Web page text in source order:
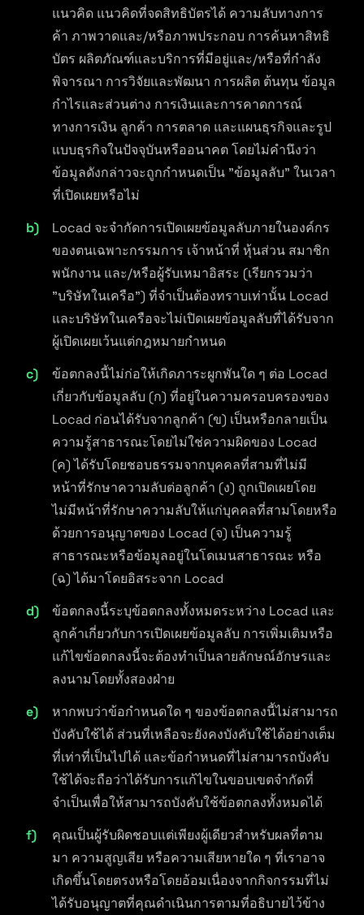
แนวคิด แนวคิดที่จดสิทธิบัตรได้ ความลับทางการ
ค้า ภาพวาดและ/หรือภาพประกอบ การค้นหาสิทธิ
บัตร ผลิตภัณฑ์และบริการที่มีอยู่และ/หรือที่กำลัง
พิจารณา การวิจัยและพัฒนา การผลิต ต้นทุน ข้อมูล
กำไรและส่วนต่าง การเงินและการคาดการณ์
ทางการเงิน ลูกค้า การตลาด และแผนธุรกิจและรูป
แบบธุรกิจในปัจจุบันหรืออนาคต โดยไม่คำนึงว่า
ข้อมูลดังกล่าวจะถูกกำหนดเป็น "ข้อมูลลับ" ในเวลา
ที่เปิดเผยหรือไม่
Locad จะจำกัดการเปิดเผยข้อมูลลับภายในองค์กร
ของตนเฉพาะกรรมการ เจ้าหน้าที่ หุ้นส่วน สมาชิก
พนักงาน และ/หรือผู้รับเหมาอิสระ (เรียกรวมว่า
"บริษัทในเครือ") ที่จำเป็นต้องทราบเท่านั้น Locad
และบริษัทในเครือจะไม่เปิดเผยข้อมูลลับที่ได้รับจาก
ผู้เปิดเผยเว้นแต่กฎหมายกำหนด
ข้อตกลงนี้ไม่ก่อให้เกิดภาระผูกพันใด ๆ ต่อ Locad
เกี่ยวกับข้อมูลลับ (ก) ที่อยู่ในความครอบครองของ
Locad ก่อนได้รับจากลูกค้า (ข) เป็นหรือกลายเป็น
ความรู้สาธารณะโดยไม่ใช่ความผิดของ Locad
(ค) ได้รับโดยชอบธรรมจากบุคคลที่สามที่ไม่มี
หน้าที่รักษาความลับต่อลูกค้า (ง) ถูกเปิดเผยโดย
ไม่มีหน้าที่รักษาความลับให้แก่บุคคลที่สามโดยหรือ
ด้วยการอนุญาตของ Locad (จ) เป็นความรู้
สาธารณะหรือข้อมูลอยู่ในโดเมนสาธารณะ หรือ
(ฉ) ได้มาโดยอิสระจาก Locad
ข้อตกลงนี้ระบุข้อตกลงทั้งหมดระหว่าง Locad และ
ลูกค้าเกี่ยวกับการเปิดเผยข้อมูลลับ การเพิ่มเติมหรือ
แก้ไขข้อตกลงนี้จะต้องทำเป็นลายลักษณ์อักษรและ
ลงนามโดยทั้งสองฝ่าย
หากพบว่าข้อกำหนดใด ๆ ของข้อตกลงนี้ไม่สามารถ
บังคับใช้ได้ ส่วนที่เหลือจะยังคงบังคับใช้ได้อย่างเต็ม
ที่เท่าที่เป็นไปได้ และข้อกำหนดที่ไม่สามารถบังคับ
ใช้ได้จะถือว่าได้รับการแก้ไขในขอบเขตจำกัดที่
จำเป็นเพื่อให้สามารถบังคับใช้ข้อตกลงทั้งหมดได้
คุณเป็นผู้รับผิดชอบแต่เพียงผู้เดียวสำหรับผลที่ตาม
มา ความสูญเสีย หรือความเสียหายใด ๆ ที่เราอาจ
เกิดขึ้นโดยตรงหรือโดยอ้อมเนื่องจากกิจกรรมที่ไม่
ได้รับอนุญาตที่คุณดำเนินการตามที่อธิบายไว้ข้าง